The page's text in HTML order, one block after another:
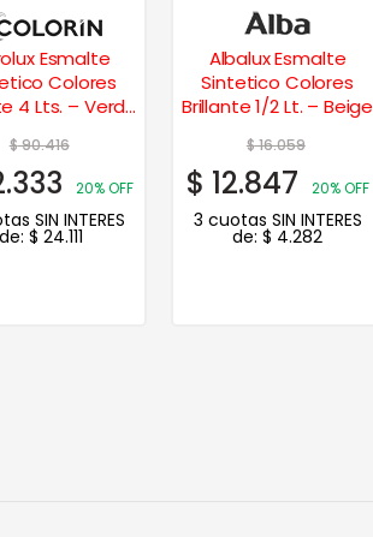
Esmalte
Colores
4 Lts. – Verde
$90.416
20% OFF
SIN INTERES
de: $ 24.111
Albalux Esmalte
Sintetico Colores
Brillante 1/2 Lt. – Beige
$16.059
$ 12.847 20% OFF
3 cuotas SIN INTERES
de:$ 4.282